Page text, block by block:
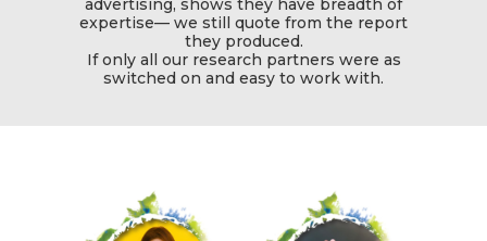
shows they have breadth of
we still quote from the report
all our research partners were as
on and easy to work with.